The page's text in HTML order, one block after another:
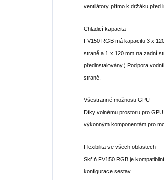
ventilátory přímo k držáku před
Chladicí kapacita
FV150 RGB má kapacitu 3 x
straně a 1 x 120 mm na zadní
předinstalovány.) Podpora
straně.
Všestranné možnosti GPU
Díky volnému prostoru pro
výkonným komponentám pro
Flexibilita ve všech oblastech
Skříň FV150 RGB je
konfigurace sestav.